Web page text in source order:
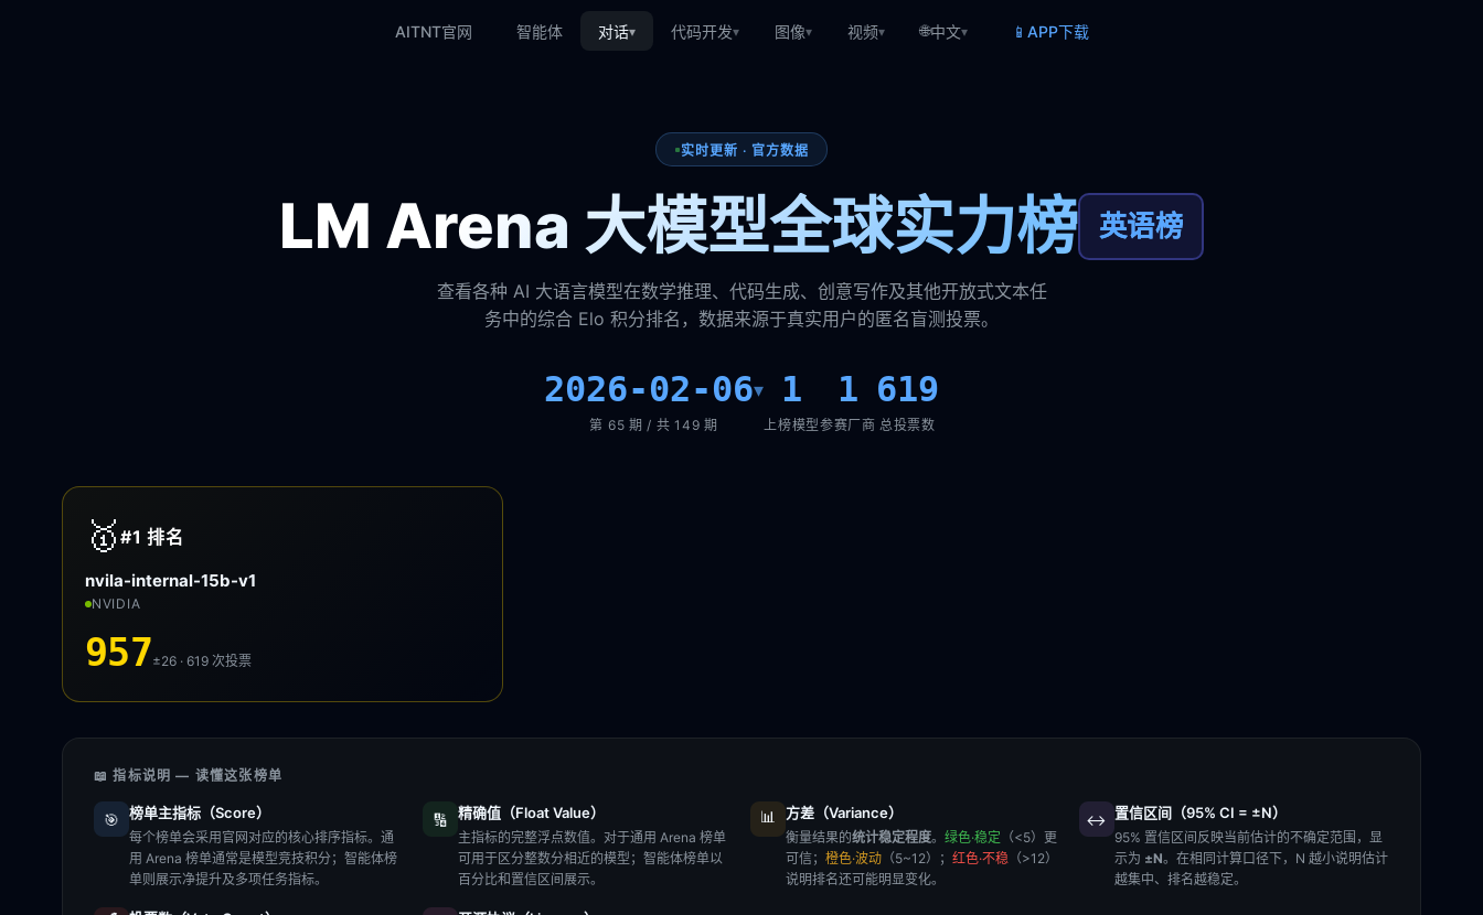
AITNT官网 智能体 对话▾ 代码开发▾ 图像▾ 视频▾ 🌐中文▾ 📱 APP下载
实时更新 · 官方数据
LM Arena 大模型全球实力榜 英语榜
查看各种 AI 大语言模型在数学推理、代码生成、创意写作及其他开放式文本任
务中的综合 Elo 积分排名，数据来源于真实用户的匿名盲测投票。
2026-02-06▾
第 65 期 / 共 149 期
1
上榜模型
1
参赛厂商
619
总投票数
🥇 #1排名
nvila-internal-15b-v1
NVIDIA
957±26 · 619 次投票
📖 指标说明 — 读懂这张榜单
🎯 榜单主指标（Score）
每个榜单会采用官网对应的核心排序指标。通
用 Arena 榜单通常是模型竞技积分；智能体榜
单则展示净提升及多项任务指标。
🔢 精确值（Float Value）
主指标的完整浮点数值。对于通用 Arena 榜单
可用于区分整数分相近的模型；智能体榜单以
百分比和置信区间展示。
📊 方差（Variance）
衡量结果的统计稳定程度。 绿色·稳定 （<5）更
可信； 橙色·波动 （5~12）； 红色·不稳 （>12）
说明排名还可能明显变化。
↔️ 置信区间（95% CI = ±N）
95% 置信区间反映当前估计的不确定范围，显
示为 ±N。在相同计算口径下，N 越小说明估计
越集中、排名越稳定。